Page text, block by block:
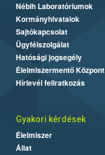
Nébih Laboratóriumok
Kormányhivatalok
Sajtókapcsolat
Ügyfélszolgálat
Hatósági jogsegély
Élelmiszermentő Központ
Hírlevél feliratkozás
Gyakori kérdések
Élelmiszer
Állat